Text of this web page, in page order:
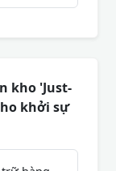
kho 'Just-
khởi sự